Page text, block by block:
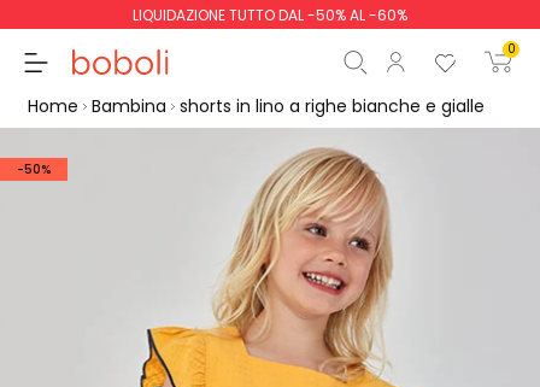
LIQUIDAZIONE TUTTO DAL -50% AL -60%
0
Continua Inizio ordine
Home Bambina shorts in lino a righe bianche e gialle
-50%